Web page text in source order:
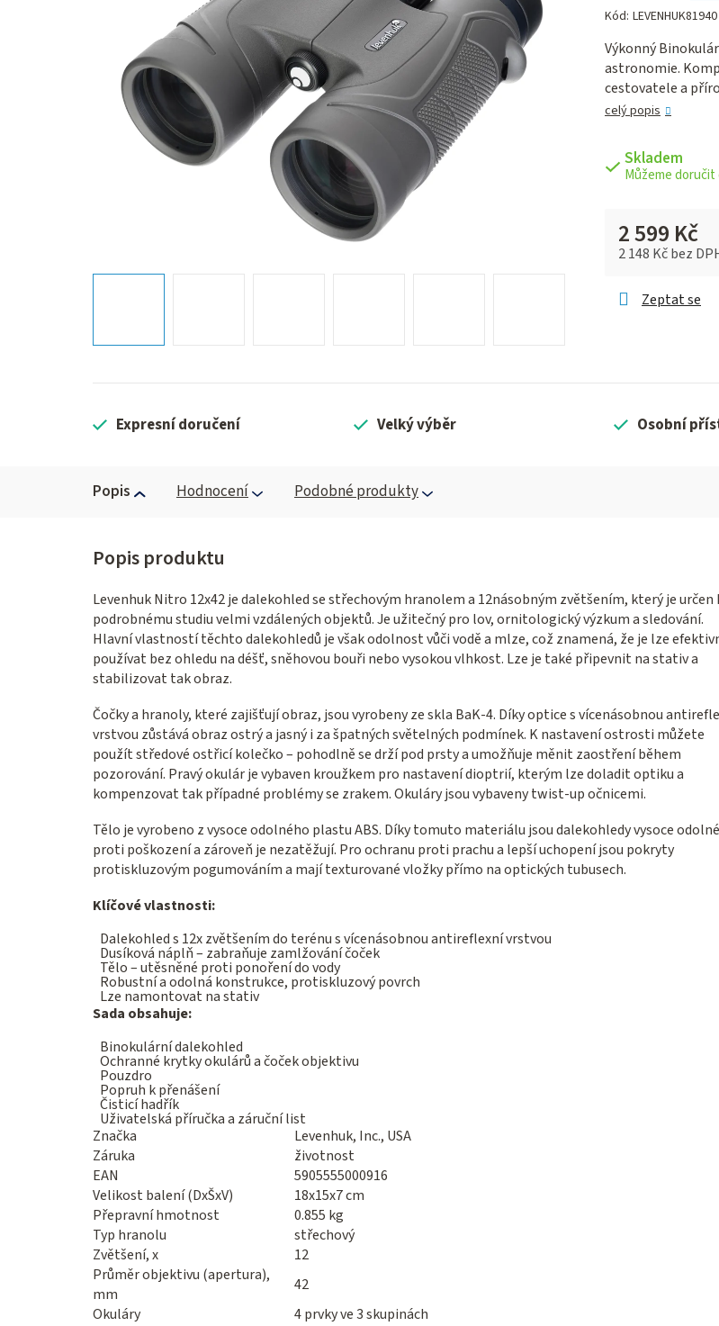
hodnocení
je
0,0
z 5
hvězdiček.
Kód: LEVENHUK81940
Výkonný
astronomie.
cestovatele a
celý popis
Skladem
2 599 Kč
2 148 Kč bez
Zeptat se
Expresní doručení Velký výběr Osobní
Popis Hodnocení Podobné produkty
Levenhuk Nitro 12x42 je dalekohled se střechovým hranolem a 12násobným zvětšením, který je určen
podrobnému studiu velmi vzdálených objektů. Je užitečný pro lov, ornitologický výzkum a sledování.
Hlavní vlastností těchto dalekohledů je však odolnost vůči vodě a mlze, což znamená, že je lze
používat bez ohledu na déšť, sněhovou bouři nebo vysokou vlhkost. Lze je také připevnit na stativ a
stabilizovat tak obraz.
Čočky a hranoly, které zajišťují obraz, jsou vyrobeny ze skla BaK-4. Díky optice s vícenásobnou
vrstvou zůstává obraz ostrý a jasný i za špatných světelných podmínek. K nastavení ostrosti můžete
použít středové ostřicí kolečko – pohodlně se drží pod prsty a umožňuje měnit zaostření během
pozorování. Pravý okulár je vybaven kroužkem pro nastavení dioptrií, kterým lze doladit optiku a
kompenzovat tak případné problémy se zrakem. Okuláry jsou vybaveny twist-up očnicemi.
Tělo je vyrobeno z vysoce odolného plastu ABS. Díky tomuto materiálu jsou dalekohledy vysoce odolné
proti poškození a zároveň je nezatěžují. Pro ochranu proti prachu a lepší uchopení jsou pokryty
protiskluzovým pogumováním a mají texturované vložky přímo na optických tubusech.
Klíčové vlastnosti:
Dalekohled s 12x zvětšením do terénu s vícenásobnou antireflexní vrstvou
Dusíková náplň – zabraňuje zamlžování čoček
Tělo – utěsněné proti ponoření do vody
Robustní a odolná konstrukce, protiskluzový povrch
Lze namontovat na stativ
Sada obsahuje:
Binokulární dalekohled
Ochranné krytky okulárů a čoček objektivu
Pouzdro
Popruh k přenášení
Čisticí hadřík
Uživatelská příručka a záruční list
Značka
Levenhuk, Inc., USA
Záruka
životnost
EAN
5905555000916
Velikost balení (DxŠxV)
18x15x7 cm
Přepravní hmotnost
0.855 kg
Typ hranolu
střechový
Zvětšení, x
12
Průměr objektivu (apertura),
mm
42
Okuláry
4 prvky ve 3 skupinách